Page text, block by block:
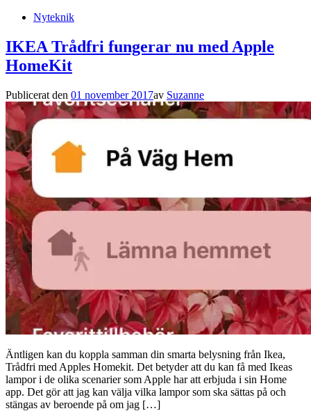
Nyteknik
IKEA Trådfri fungerar nu med Apple
HomeKit
Publicerat den 01 november 2017av Suzanne
Äntligen kan du koppla samman din smarta belysning från Ikea,
Trådfri med Apples Homekit. Det betyder att du kan få med Ikeas
lampor i de olika scenarier som Apple har att erbjuda i sin Home
app. Det gör att jag kan välja vilka lampor som ska sättas på och
stängas av beroende på om jag […]